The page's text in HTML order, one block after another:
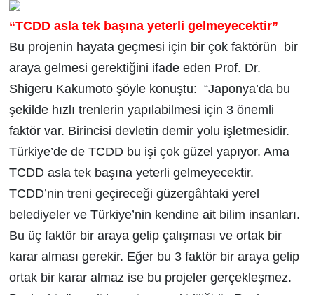
“TCDD asla tek başına yeterli gelmeyecektir”
Bu projenin hayata geçmesi için bir çok faktörün bir
araya gelmesi gerektiğini ifade eden Prof. Dr.
Shigeru Kakumoto şöyle konuştu: “Japonya’da bu
şekilde hızlı trenlerin yapılabilmesi için 3 önemli
faktör var. Birincisi devletin demir yolu işletmesidir.
Türkiye’de de TCDD bu işi çok güzel yapıyor. Ama
TCDD asla tek başına yeterli gelmeyecektir.
TCDD’nin treni geçireceği güzergâhtaki yerel
belediyeler ve Türkiye’nin kendine ait bilim insanları.
Bu üç faktör bir araya gelip çalışması ve ortak bir
karar alması gerekir. Eğer bu 3 faktör bir araya gelip
ortak bir karar almaz ise bu projeler gerçekleşmez.